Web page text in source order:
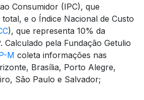
Consumidor (IPC), que
e o Índice Nacional de Custo
), que representa 10% da
Calculado pela Fundação Getulio
M coleta informações nas
Brasília, Porto Alegre,
São Paulo e Salvador;